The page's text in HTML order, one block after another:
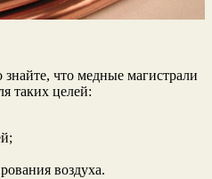
что медные магистрали
таких целей:
воздуха.